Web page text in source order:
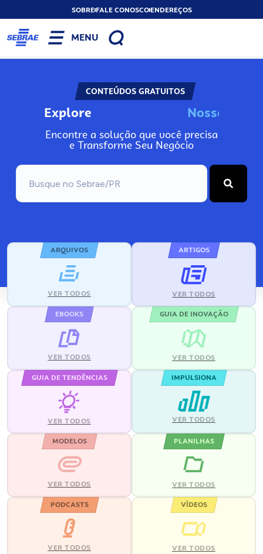
SOBREFALE CONOSCOENDEREÇOS
MENU
CONTEÚDOS GRATUITOS
Explore Nos
Encontre a solução que você precisa
e Transforme Seu Negócio
ARQUIVOS
VER TODOS
ARTIGOS
VER TODOS
EBOOKS
VER TODOS
GUIA DE INOVAÇÃO
VER TODOS
GUIA DE TENDÊNCIAS
VER TODOS
IMPULSIONA
VER TODOS
MODELOS
VER TODOS
PLANILHAS
VER TODOS
PODCASTS
VER TODOS
VÍDEOS
VER TODOS